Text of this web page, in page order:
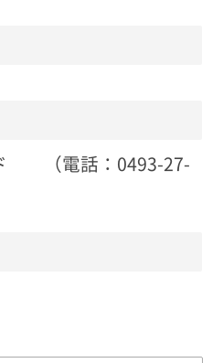
（電話：0493-27-